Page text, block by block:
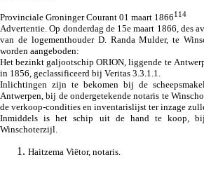
Provinciale Groninger Courant 01 maart 1866114
Advertentie. Op donderdag de 15e maart 1866, des
van de logementhouder D. Randa Mulder, te
worden aangeboden:
Het bezinkt galjootschip ORION, liggende te
in 1856, geclassificeerd bij Veritas 3.3.1.1.
Inlichtingen zijn te bekomen bij de
Antwerpen, bij de ondergetekende notaris te
de verkoop-condities en inventarislijst ter inzage
Inmiddels is het schip uit de hand te koop,
Winschoterzijl.
Haitzema Viëtor, notaris.